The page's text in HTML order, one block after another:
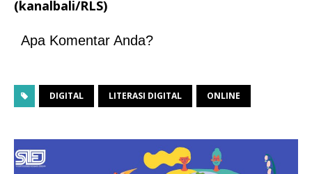
(kanalbali/RLS)
Apa Komentar Anda?
DIGITAL LITERASI DIGITAL ONLINE